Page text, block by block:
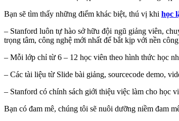
Bạn sẽ tìm thấy những điểm khác biệt, thú vị khi học
– Stanford luôn tự hào sở hữu đội ngũ giảng viên,
trọng tâm, công nghệ mới nhất để bắt kịp với nền
– Mỗi lớp chỉ từ 6 – 12 học viên theo hình thức học
– Các tài liệu từ Slide bài giảng, sourcecode demo,
– Stanford có chính sách giới thiệu việc làm cho học
Bạn có đam mê, chúng tôi sẽ nuôi dưỡng niềm đam